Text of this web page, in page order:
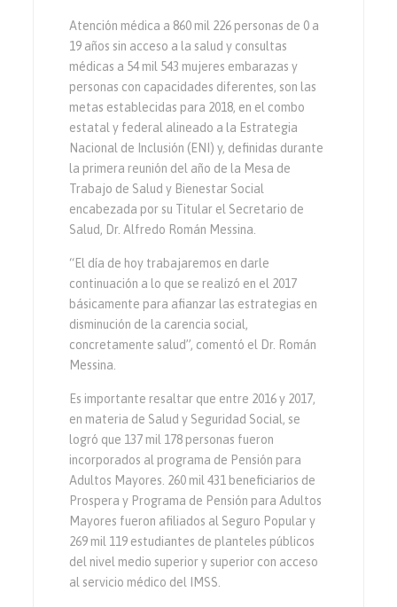
Atención médica a 860 mil 226 personas de 0 a
19 años sin acceso a la salud y consultas
médicas a 54 mil 543 mujeres embarazas y
personas con capacidades diferentes, son las
metas establecidas para 2018, en el combo
estatal y federal alineado a la Estrategia
Nacional de Inclusión (ENI) y, definidas durante
la primera reunión del año de la Mesa de
Trabajo de Salud y Bienestar Social
encabezada por su Titular el Secretario de
Salud, Dr. Alfredo Román Messina.
“El día de hoy trabajaremos en darle
continuación a lo que se realizó en el 2017
básicamente para afianzar las estrategias en
disminución de la carencia social,
concretamente salud”, comentó el Dr. Román
Messina.
Es importante resaltar que entre 2016 y 2017,
en materia de Salud y Seguridad Social, se
logró que 137 mil 178 personas fueron
incorporados al programa de Pensión para
Adultos Mayores. 260 mil 431 beneficiarios de
Prospera y Programa de Pensión para Adultos
Mayores fueron afiliados al Seguro Popular y
269 mil 119 estudiantes de planteles públicos
del nivel medio superior y superior con acceso
al servicio médico del IMSS.